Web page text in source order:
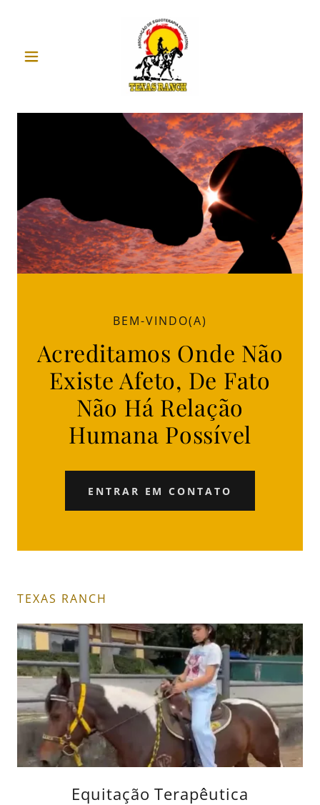
BEM-VINDO(A)
Acreditamos Onde Não
Existe Afeto, De Fato
Não Há Relação
Humana Possível
ENTRAR EM CONTATO
TEXAS RANCH
Equitação Terapêutica